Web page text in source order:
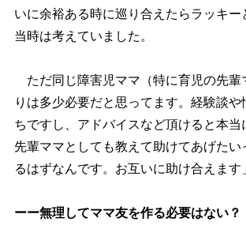
いに余裕ある時に巡り合えたらラッキー
当時は考えていました。
ただ同じ障害児ママ（特に育児の先輩
りは多少必要だと思ってます。経験談や
ちですし、アドバイスなど頂けると本当
先輩ママとしても教えて助けてあげたい
るはずなんです。お互いに助け合えます
ーー無理してママ友を作る必要はない？